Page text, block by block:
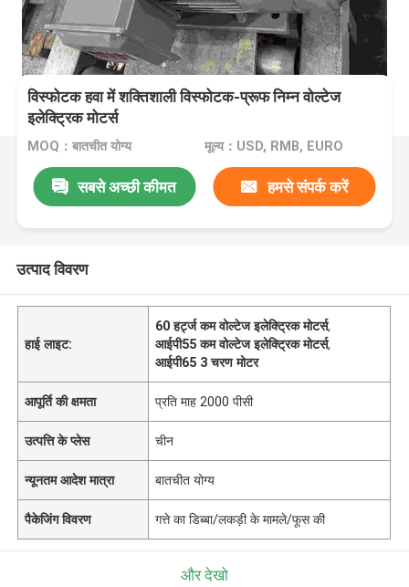
विस्फोटक हवा में शक्तिशाली विस्फोटक-प्रूफ निम्न वोल्टेज
इलेक्ट्रिक मोटर्स
MOQ：बातचीत योग्य मूल्य：USD, RMB, EURO
सबसे अच्छी कीमत हमसे संपर्क करें
उत्पाद विवरण
हाई लाइट:
60 हर्ट्ज कम वोल्टेज इलेक्ट्रिक मोटर्स,
आईपी55 कम वोल्टेज इलेक्ट्रिक मोटर्स,
आईपी65 3 चरण मोटर
आपूर्ति की क्षमता प्रति माह 2000 पीसी
उत्पत्ति के प्लेस चीन
न्यूनतम आदेश मात्रा बातचीत योग्य
पैकेजिंग विवरण गत्ते का डिब्बा/लकड़ी के मामले/फूस की
और देखो